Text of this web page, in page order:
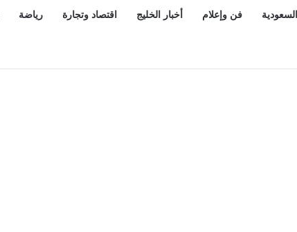
السعودية فن وإعلام أخبار الخليج اقتصاد وتجارة رياضة